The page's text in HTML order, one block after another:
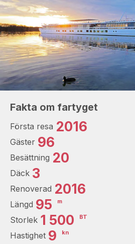
Fakta om fartyget
Första resa 2016
Gäster 96
Besättning 20
Däck 3
Renoverad 2016
Längd 95 m
Storlek 1 500 BT
Hastighet 9 kn